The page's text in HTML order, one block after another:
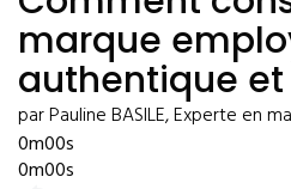
marque
authentique
par Pauline BASILE, Experte en
0m00s
0m00s